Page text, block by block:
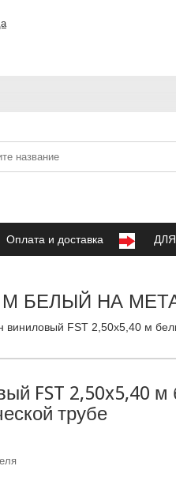
Оплата и доставка
М БЕЛЫЙ НА
виниловый FST 2,50x5,40 м
FST 2,50x5,40 м
трубе